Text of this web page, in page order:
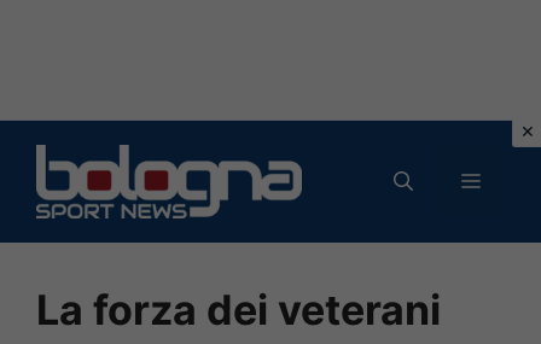
contenuto
MENU
La forza dei veterani